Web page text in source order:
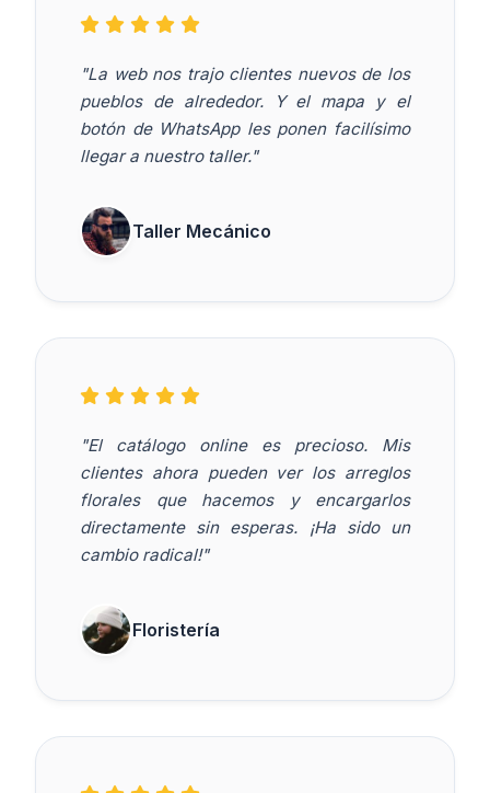
"La web nos trajo clientes nuevos de los
pueblos de alrededor. Y el mapa y el
botón de WhatsApp les ponen facilísimo
llegar a nuestro taller."
Taller Mecánico
"El catálogo online es precioso. Mis
clientes ahora pueden ver los arreglos
florales que hacemos y encargarlos
directamente sin esperas. ¡Ha sido un
cambio radical!"
Floristería